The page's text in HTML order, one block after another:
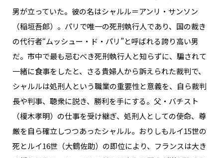
男が立っていた。彼の名はシャルル＝アンリ・サンソン
（稲垣吾郎）。パリで唯一の死刑執行人であり、国の裁き
の代行者“ムッシュー・ド・パリ”と呼ばれる誇り高い男
だ。市中で最も忌むべき死刑執行人と知らずに、騙されて
一緒に食事をしたと、さる貴婦人から訴えられた裁判で、
シャルルは処刑人という職業の重要性と意義を、自ら裁判
長や判事、聴衆に説き、勝利を手にする。父・バチスト
（榎木孝明）の仕事を受け継ぎ、処刑人としての使命、尊
厳を自ら確立しつつあったシャルル。おりしもルイ15世の
死とルイ16世（大鶴佐助）の即位により、フランスは大き